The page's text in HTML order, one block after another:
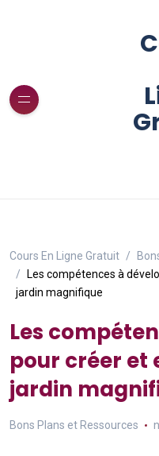
Cours En Ligne Gratuit
Les compétences à
jardin magnifique
Les
pour créer et
jardin
Bons Plans et Ressources